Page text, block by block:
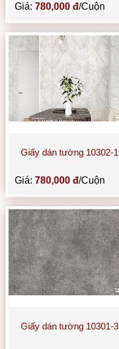
Giá:780,000 đ/Cuộn
Giấy dán tường 10302-1
Giá:780,000 đ/Cuộn
Giấy dán tường 10301-3